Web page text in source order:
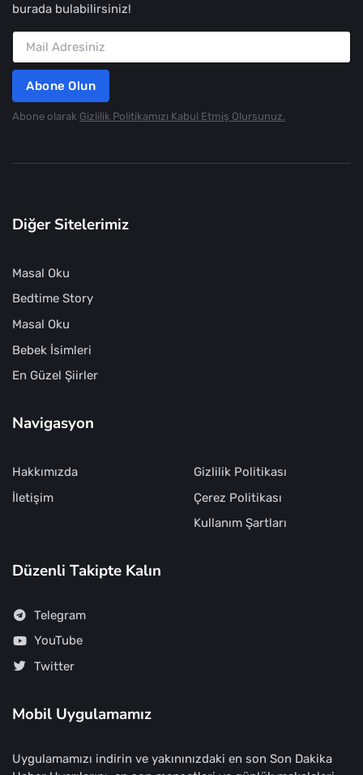
burada bulabilirsiniz!
Abone Olun
Abone olarak Gizlilik Politikamızı Kabul Etmiş Olursunuz.
Diğer Sitelerimiz
Masal Oku
Bedtime Story
Masal Oku
Bebek İsimleri
En Güzel Şiirler
Navigasyon
Hakkımızda
İletişim
Gizlilik Politikası
Çerez Politikası
Kullanım Şartları
Düzenli Takipte Kalın
Telegram
YouTube
Twitter
Mobil Uygulamamız
Uygulamamızı indirin ve yakınınızdaki en son Son Dakika